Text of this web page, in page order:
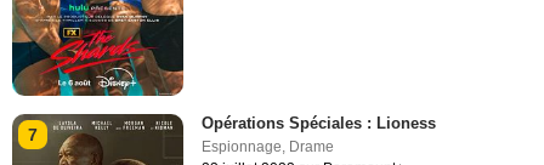
7
Opérations Spéciales : Lioness
Espionnage, Drame